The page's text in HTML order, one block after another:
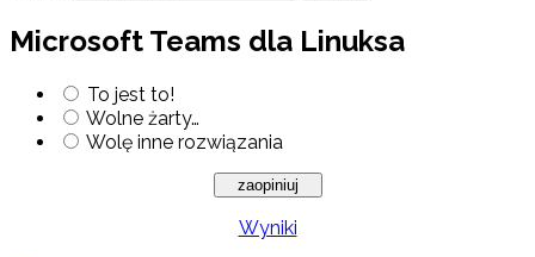
Microsoft Teams dla Linuksa
To jest to!
Wolne żarty…
Wolę inne rozwiązania
Wyniki